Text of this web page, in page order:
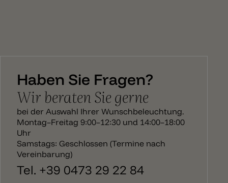
Haben Sie Fragen?
Wir beraten Sie gerne
bei der Auswahl Ihrer Wunschbeleuchtung.
Montag–Freitag 9:00–12:30 und 14:00–18:00
Uhr
Samstags: Geschlossen (Termine nach
Vereinbarung)
Tel. +39 0473 29 22 84